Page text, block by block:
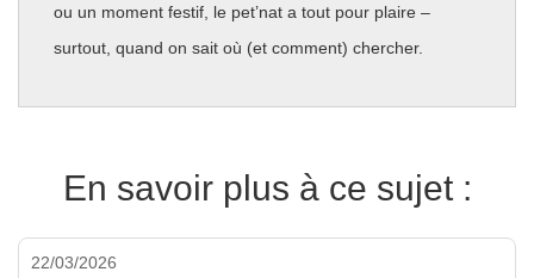
ou un moment festif, le pet’nat a tout pour plaire –
surtout, quand on sait où (et comment) chercher.
En savoir plus à ce sujet :
22/03/2026